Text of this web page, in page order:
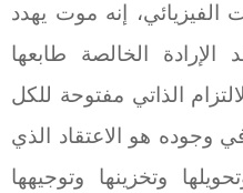
إنه موت يهدد
الإرادة الخالصة طابعها
الذاتي مفتوحة للكل
وجوده هو الاعتقاد الذي
وتخزينها وتوجيهها